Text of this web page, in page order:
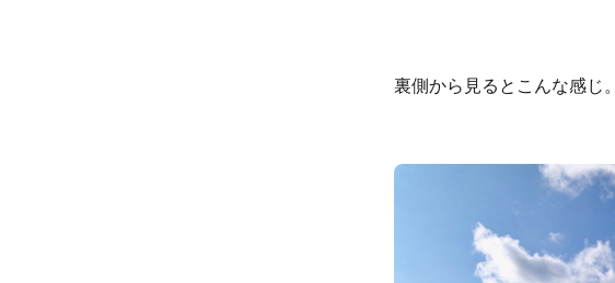
裏側から見るとこんな感じ。